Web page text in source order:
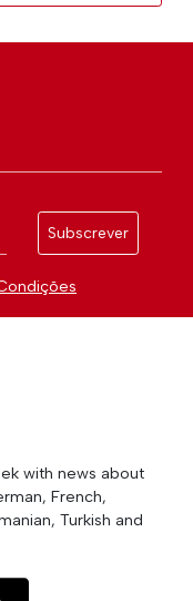
Subscrever
with news about
French,
Turkish and